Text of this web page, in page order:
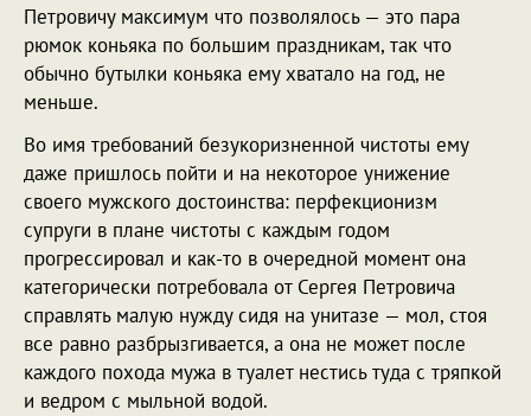
Петровичу максимум что позволялось — это пара
рюмок коньяка по большим праздникам, так что
обычно бутылки коньяка ему хватало на год, не
меньше.
Во имя требований безукоризненной чистоты ему
даже пришлось пойти и на некоторое унижение
своего мужского достоинства: перфекционизм
супруги в плане чистоты с каждым годом
прогрессировал и как-то в очередной момент она
категорически потребовала от Сергея Петровича
справлять малую нужду сидя на унитазе — мол, стоя
все равно разбрызгивается, а она не может после
каждого похода мужа в туалет нестись туда с тряпкой
и ведром с мыльной водой.